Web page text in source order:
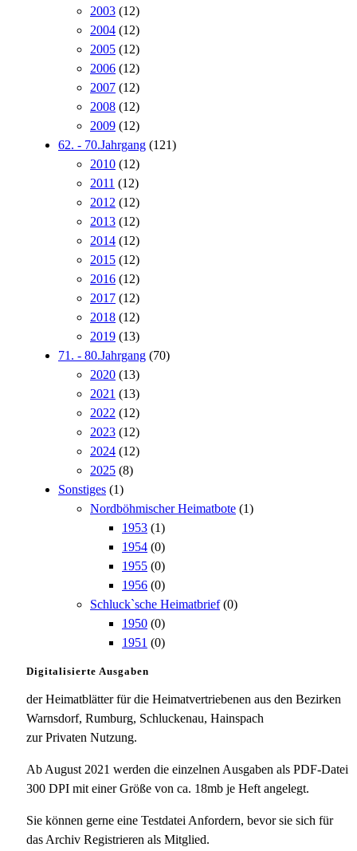
2003 (12)
2004 (12)
2005 (12)
2006 (12)
2007 (12)
2008 (12)
2009 (12)
62. - 70.Jahrgang (121)
2010 (12)
2011 (12)
2012 (12)
2013 (12)
2014 (12)
2015 (12)
2016 (12)
2017 (12)
2018 (12)
2019 (13)
71. - 80.Jahrgang (70)
2020 (13)
2021 (13)
2022 (12)
2023 (12)
2024 (12)
2025 (8)
Sonstiges (1)
Nordböhmischer Heimatbote (1)
1953 (1)
1954 (0)
1955 (0)
1956 (0)
Schluck`sche Heimatbrief (0)
1950 (0)
1951 (0)
Digitalisierte Ausgaben
der Heimatblätter für die Heimatvertriebenen aus den Bezirken
Warnsdorf, Rumburg, Schluckenau, Hainspach
zur Privaten Nutzung.
Ab August 2021 werden die einzelnen Ausgaben als PDF-Datei
300 DPI mit einer Größe von ca. 18mb je Heft angelegt.
Sie können gerne eine Testdatei Anfordern, bevor sie sich für
das Archiv Registrieren als Mitglied.